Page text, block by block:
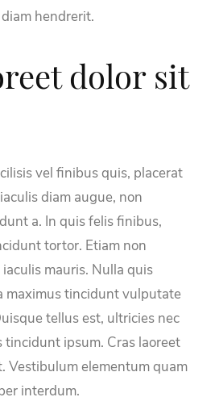
hendrerit.
dolor sit
vel finibus quis, placerat
diam augue, non
a. In quis felis finibus,
tortor. Etiam non
mauris. Nulla quis
maximus tincidunt vulputate
tellus est, ultricies nec
tincidunt ipsum. Cras laoreet
Vestibulum elementum quam
interdum.